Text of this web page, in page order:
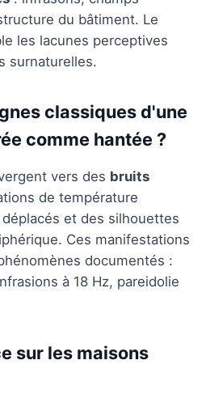
du bâtiment. Le
les lacunes perceptives
surnaturelles.
classiques d'une
comme hantée ?
vers des bruits
de température
et des silhouettes
Ces manifestations
documentés :
à 18 Hz, pareidolie
sur les maisons